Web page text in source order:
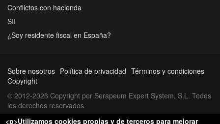
Conflictos con hacienda
SII
¿Soy residente fiscal en España?
Sobre nosotros Política de privacidad Términos y condiciones
Copyright
© 2012-2026 Copyright por Serapeum Expert System, S.L. Todos
los derechos reservados
<p>Utilizamos cookies propias y de terceros para mejorar